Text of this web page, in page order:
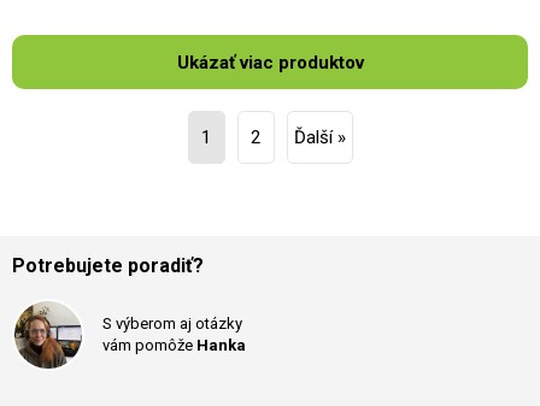
Ukázať viac produktov
1 2 Ďalší »
Potrebujete poradiť?
S výberom aj otázky
vám pomôže Hanka